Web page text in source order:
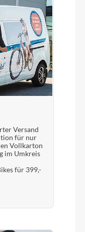
Versand
für nur
Vollkarton
im Umkreis
für 399,-